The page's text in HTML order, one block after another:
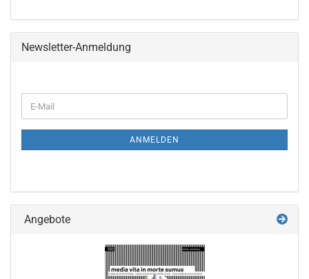
Newsletter-Anmeldung
ZUR
E-
Mail
ANMELDEN
Angebote